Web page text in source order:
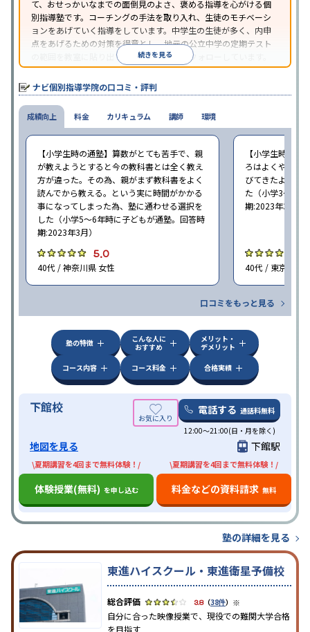
て、おせっかいなまでの面倒見のよさ、褒める指導を心がける個
別指導塾です。コーチングの手法を取り入れ、生徒のモチベーシ
ョンをあげていく指導をしています。中学生の生徒が多く、内申
点をあげるための対策を得意とし、地元の公立中学の定期テスト
の範囲を教室に貼り出すなど手厚く学習をフォローしています。
オリジナルテキストを使用しており、特に英語は各教科書に合わ
せたテキストを使った「先取り学習」で理解度を深められます。
続きを見る
ナビ個別指導学院の口コミ・評判
成績向上
【小学生時の通塾】算数がとても苦手で、親
が教えようとすると今の教科書とは全く教え
方が違った。その為、親がまず教科書をよく
読んでから教える。という実に時間がかかる
事になってしまった為、塾に通わせる選択を
した（小学5〜6年時に子どもが通塾。回答時
期:2023年3月）
5.0
40代 / 神奈川県 女性
【小学生時の通
ろはよくやり方
びてきたようで
た（小学3〜6年
期:2023年3月）
40代 / 東京都 女
口コミをもっと見る
料金 カリキュラム 講師 環境
塾の特徴
こんな人に
おすすめ
メリット・
デメリット
コース内容
コース料金 合格実績
下館校 電話する 通話料無料
12:00～21:00(日・月を除く)
地図を見る 下館駅
\夏期講習を4回まで無料体験！/
体験授業(無料) を申し込む
\夏期講習を4回まで無料体験！/
料金などの資料請求 無料
塾の詳細を見る
東進ハイスクール・東進衛星予備校
3.8（38件） ※
自分に合った映像授業で、現役での難関大学合格
を目指す